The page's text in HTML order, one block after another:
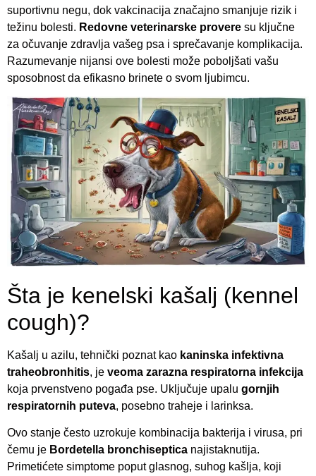
suportivnu negu, dok vakcinacija značajno smanjuje rizik i
težinu bolesti. Redovne veterinarske provere su ključne
za očuvanje zdravlja vašeg psa i sprečavanje komplikacija.
Razumevanje nijansi ove bolesti može poboljšati vašu
sposobnost da efikasno brinete o svom ljubimcu.
Šta je kenelski kašalj (kennel
cough)?
Kašalj u azilu, tehnički poznat kao kaninska infektivna
traheobronhitis, je veoma zarazna respiratorna infekcija
koja prvenstveno pogađa pse. Uključuje upalu gornjih
respiratornih puteva, posebno traheje i larinksa.
Ovo stanje često uzrokuje kombinacija bakterija i virusa, pri
čemu je Bordetella bronchiseptica najistaknutija.
Primetićete simptome poput glasnog, suhog kašlja, koji